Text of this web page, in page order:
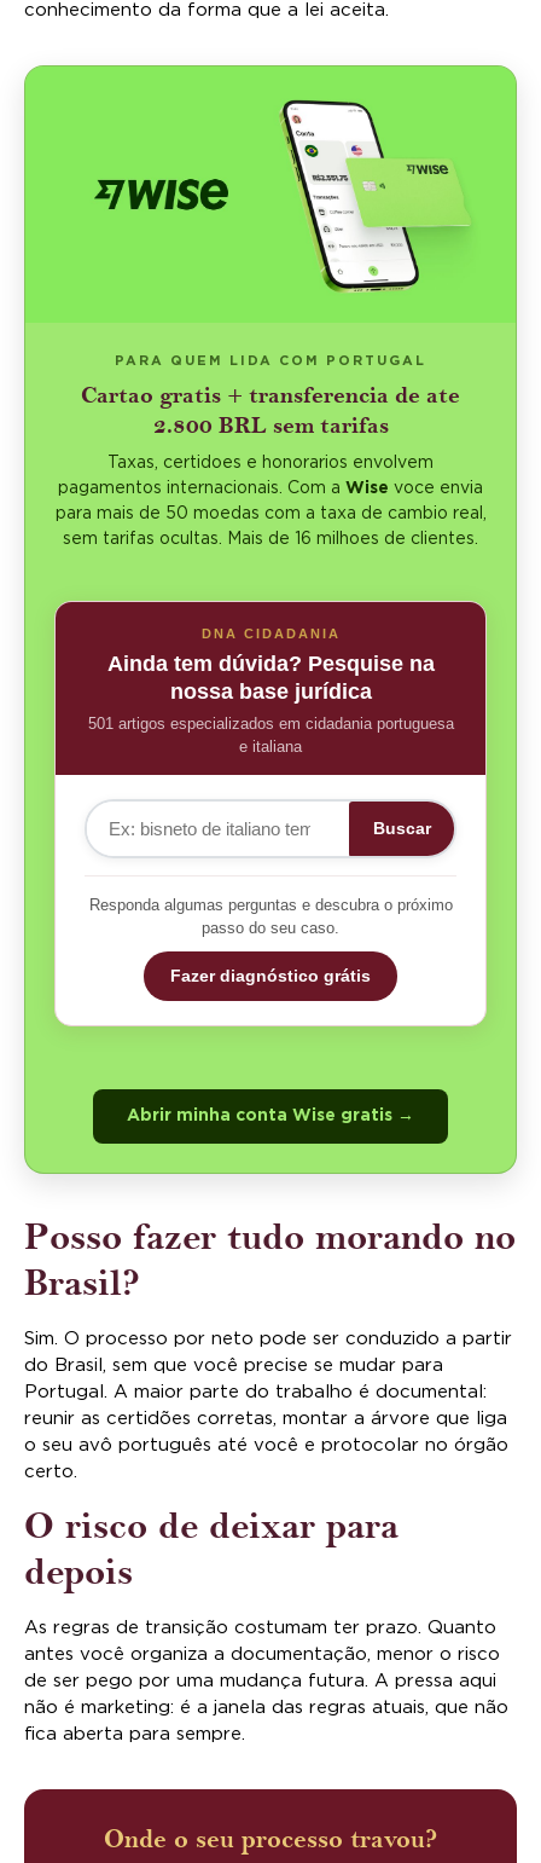
conhecimento da forma que a lei aceita.
PARA QUEM LIDA COM PORTUGAL
Cartao gratis + transferencia de ate
2.800 BRL sem tarifas
Taxas, certidoes e honorarios envolvem
pagamentos internacionais. Com a Wise voce envia
para mais de 50 moedas com a taxa de cambio real,
sem tarifas ocultas. Mais de 16 milhoes de clientes.
DNA CIDADANIA
Ainda tem dúvida? Pesquise na
nossa base jurídica
501 artigos especializados em cidadania portuguesa
e italiana
Buscar
Responda algumas perguntas e descubra o próximo
passo do seu caso.
Fazer diagnóstico grátis
Abrir minha conta Wise gratis →
Posso fazer tudo morando no
Brasil?
Sim. O processo por neto pode ser conduzido a partir
do Brasil, sem que você precise se mudar para
Portugal. A maior parte do trabalho é documental:
reunir as certidões corretas, montar a árvore que liga
o seu avô português até você e protocolar no órgão
certo.
O risco de deixar para
depois
As regras de transição costumam ter prazo. Quanto
antes você organiza a documentação, menor o risco
de ser pego por uma mudança futura. A pressa aqui
não é marketing: é a janela das regras atuais, que não
fica aberta para sempre.
Onde o seu processo travou?